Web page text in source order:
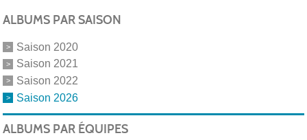
ALBUMS PAR SAISON
Saison 2020
Saison 2021
Saison 2022
Saison 2026
ALBUMS PAR ÉQUIPES